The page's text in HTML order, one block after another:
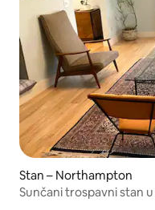
Stan – Northampton
Sunčani trospavni stan